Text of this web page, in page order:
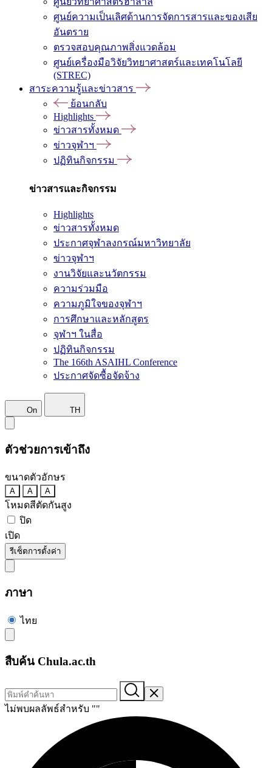
ศูนย์ความเป็นเลิศด้านการจัดการสารและของเสีย
อันตราย
ตรวจสอบคุณภาพสิ่งแวดล้อม
ศูนย์เครื่องมือวิจัยวิทยาศาสตร์และเทคโนโลยี
(STREC)
สาระความรู้และข่าวสาร
ย้อนกลับ
Highlights
ข่าวสารทั้งหมด
ข่าวจุฬาฯ
ปฏิทินกิจกรรม
ข่าวสารและกิจกรรม
Highlights
ข่าวสารทั้งหมด
ประกาศจุฬาลงกรณ์มหาวิทยาลัย
ข่าวจุฬาฯ
งานวิจัยและนวัตกรรม
ความร่วมมือ
ความภูมิใจของจุฬาฯ
การศึกษาและหลักสูตร
จุฬาฯ ในสื่อ
ปฏิทินกิจกรรม
The 166th ASAIHL Conference
ประกาศจัดซื้อจัดจ้าง
On TH
ตัวช่วยการเข้าถึง
ขนาดตัวอักษร
A A A
โหมดสีตัดกันสูง
ปิด
เปิด
รีเซ็ตการตั้งค่า
ภาษา
ไทย
สืบค้น Chula.ac.th
ไม่พบผลลัพธ์สำหรับ ""